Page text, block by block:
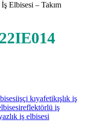
İş Elbisesi – Takım
işçi kıyafetikışlık iş
reflektörlü iş
iş elbisesi